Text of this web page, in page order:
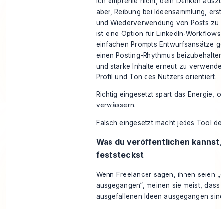
aber, Reibung bei Ideensammlung,
und Wiederverwendung von Posts
ist eine Option für LinkedIn-
einfachen Prompts Entwurfsansätze
einen Posting-Rhythmus
und starke Inhalte erneut zu
Profil und Ton des Nutzers orientiert.
Richtig eingesetzt spart das Energie,
verwässern.
Falsch eingesetzt macht jedes Tool
Was du veröffentlichen
feststeckst
Wenn Freelancer sagen, ihnen seien
ausgegangen“, meinen sie meist,
ausgefallenen Ideen ausgegangen